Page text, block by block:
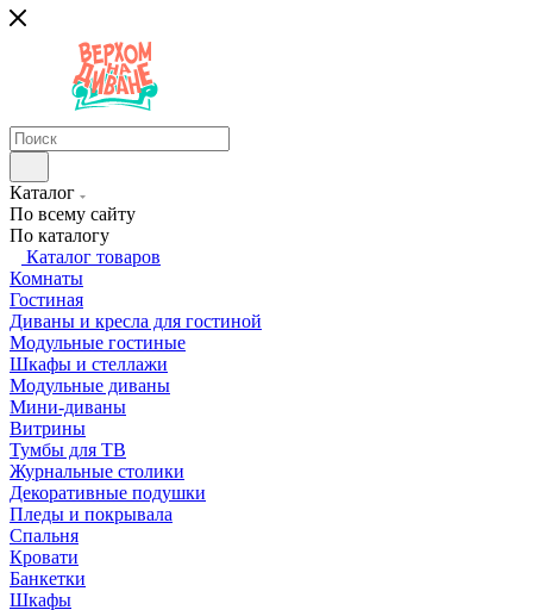
Каталог
По всему сайту
По каталогу
Каталог товаров
Комнаты
Гостиная
Диваны и кресла для гостиной
Модульные гостиные
Шкафы и стеллажи
Модульные диваны
Мини-диваны
Витрины
Тумбы для ТВ
Журнальные столики
Декоративные подушки
Пледы и покрывала
Спальня
Кровати
Банкетки
Шкафы